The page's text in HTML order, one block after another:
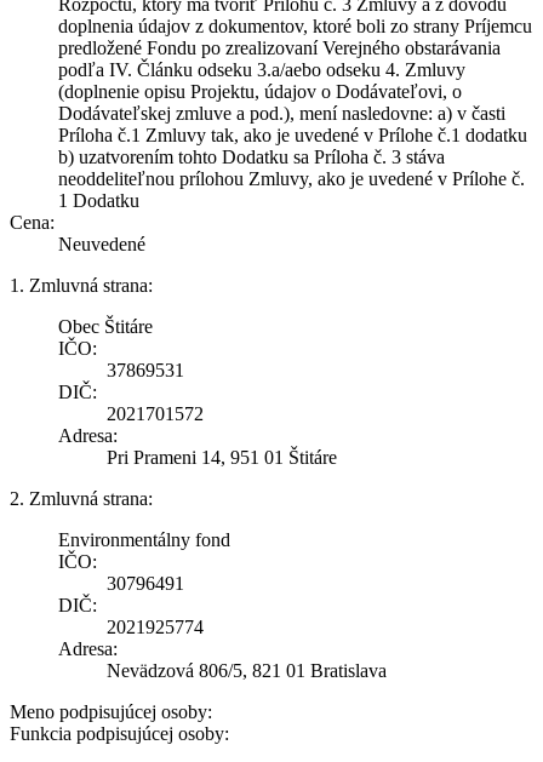
doplnenia údajov z dokumentov, ktoré boli zo strany Príjemcu
predložené Fondu po zrealizovaní Verejného obstarávania
podľa IV. Článku odseku 3.a/aebo odseku 4. Zmluvy
(doplnenie opisu Projektu, údajov o Dodávateľovi, o
Dodávateľskej zmluve a pod.), mení nasledovne: a) v časti
Príloha č.1 Zmluvy tak, ako je uvedené v Prílohe č.1 dodatku
b) uzatvorením tohto Dodatku sa Príloha č. 3 stáva
neoddeliteľnou prílohou Zmluvy, ako je uvedené v Prílohe č.
1 Dodatku
Cena:
Neuvedené
1. Zmluvná strana:
Obec Štitáre
IČO:
37869531
DIČ:
2021701572
Adresa:
Pri Prameni 14, 951 01 Štitáre
2. Zmluvná strana:
Environmentálny fond
IČO:
30796491
DIČ:
2021925774
Adresa:
Nevädzová 806/5, 821 01 Bratislava
Meno podpisujúcej osoby:
Funkcia podpisujúcej osoby: